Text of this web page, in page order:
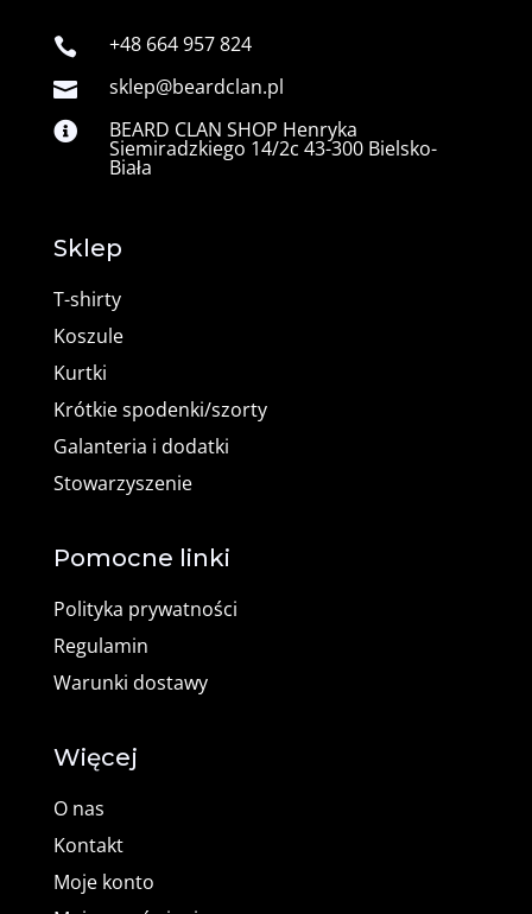
 +48 664 957 824
 sklep@beardclan.pl
 BEARD CLAN SHOP Henryka
Siemiradzkiego 14/2c 43-300 Bielsko-
Biała
Sklep
T-shirty
Koszule
Kurtki
Krótkie spodenki/szorty
Galanteria i dodatki
Stowarzyszenie
Pomocne linki
Polityka prywatności
Regulamin
Warunki dostawy
Więcej
O nas
Kontakt
Moje konto